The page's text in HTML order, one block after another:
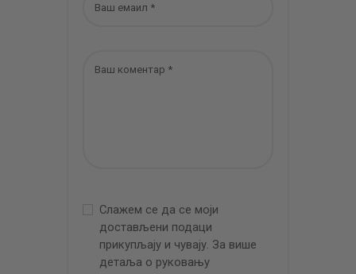
Слажем се да се моји
достављени подаци
прикупљају и чувају. За више
детаља о руковању